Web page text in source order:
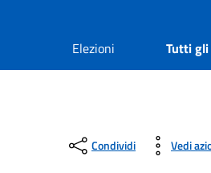
Elezioni Tutti
Condividi Vedi